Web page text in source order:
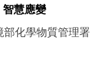
慧應變
部化學物質管理署